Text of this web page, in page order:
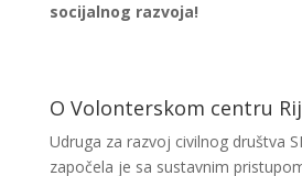
socijalnog razvoja!
O Volonterskom centru
Udruga za razvoj civilnog društva
započela je sa sustavnim